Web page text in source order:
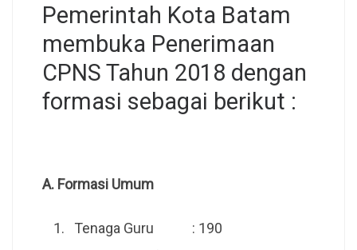
Pemerintah Kota Batam
membuka Penerimaan
CPNS Tahun 2018 dengan
formasi sebagai berikut :
A. Formasi Umum
Tenaga Guru : 190